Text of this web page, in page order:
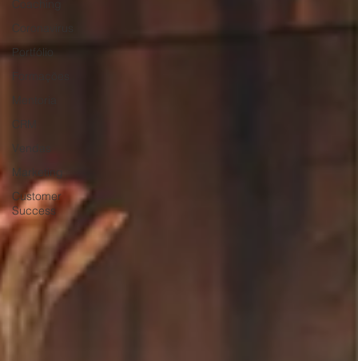
Coaching
Coronavirus
Portfólio
CRM
Vendas
Marketing
Customer
Success